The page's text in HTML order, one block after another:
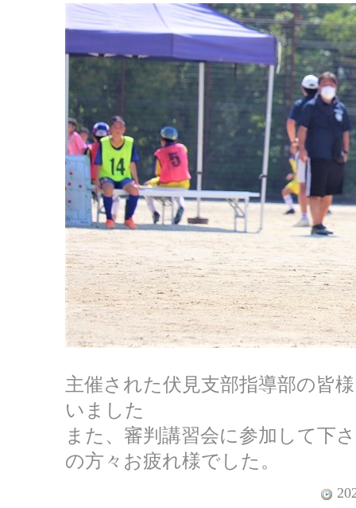
主催された伏見支部指導部の皆
いました
また、審判講習会に参加して下
の方々お疲れ様でした。